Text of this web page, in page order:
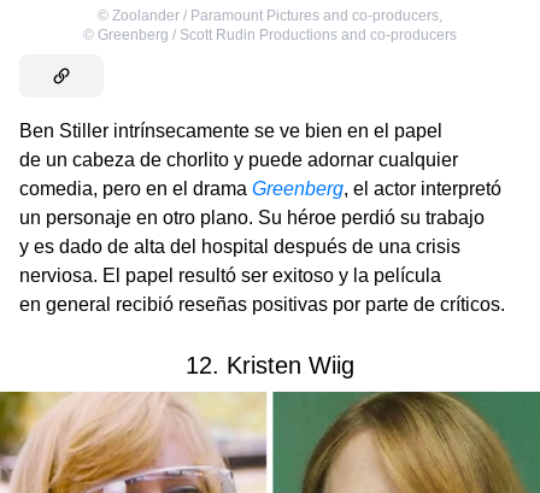
© Zoolander / Paramount Pictures and co-producers,
© Greenberg / Scott Rudin Productions and co-producers
Ben Stiller intrínsecamente se ve bien en el papel
de un cabeza de chorlito y puede adornar cualquier
comedia, pero en el drama Greenberg, el actor interpretó
un personaje en otro plano. Su héroe perdió su trabajo
y es dado de alta del hospital después de una crisis
nerviosa. El papel resultó ser exitoso y la película
en general recibió reseñas positivas por parte de críticos.
12. Kristen Wiig